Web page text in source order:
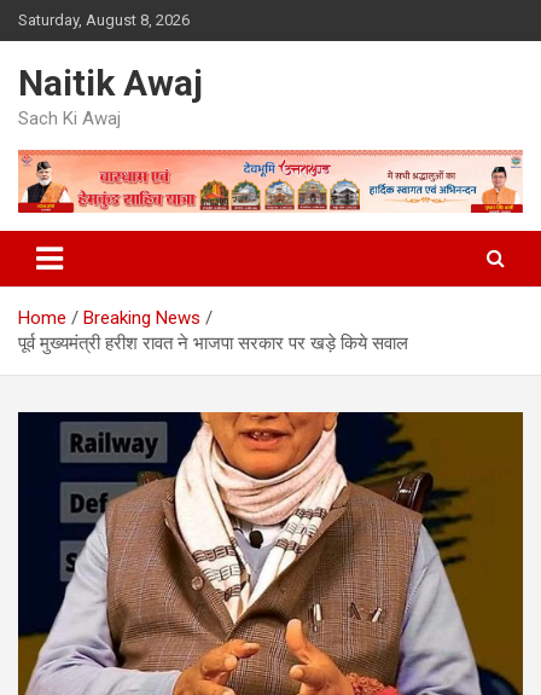
Skip
to
Saturday, August 8, 2026
Naitik Awaj
Sach Ki Awaj
Home
Breaking News
पूर्व मुख्यमंत्री हरीश रावत ने भाजपा सरकार पर खड़े किये सवाल